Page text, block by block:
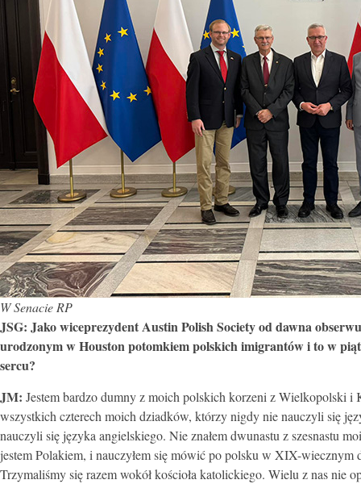
W Senacie RP
JSG: Jako wiceprezydent Austin Polish Society od dawna
urodzonym w Houston potomkiem polskich imigrantów i to w
sercu?
JM: Jestem bardzo dumny z moich polskich korzeni z Wielkopolski
wszystkich czterech moich dziadków, którzy nigdy nie nauczyli się
nauczyli się języka angielskiego. Nie znałem dwunastu z szesnastu
jestem Polakiem, i nauczyłem się mówić po polsku w XIX-
Trzymaliśmy się razem wokół kościoła katolickiego. Wielu z nas nie